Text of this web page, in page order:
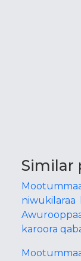
Similar
niwukilaraa
karoora